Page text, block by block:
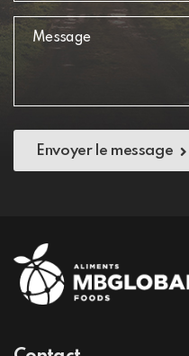
Envoyer le message